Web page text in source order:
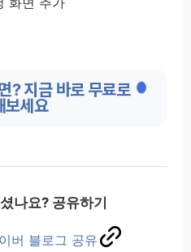
? 지금 바로 무료로
보세요
나요? 공유하기